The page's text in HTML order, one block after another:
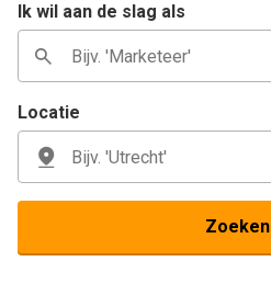
Ik wil aan de slag als
Locatie
Zoeken